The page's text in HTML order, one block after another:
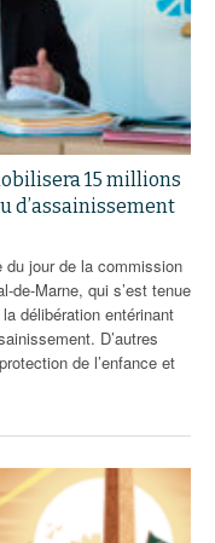
15 millions
d’assainissement
du jour de la commission
de-Marne, qui s’est tenue
délibération entérinant
D’autres
de l’enfance et